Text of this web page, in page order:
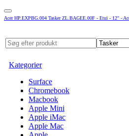
Acer HP.EXPBG.004 Tasker ZL.BAGEE.00F - Etui - 12" -
Kategorier
Surface
Chromebook
Macbook
Apple Mini
Apple iMac
Apple Mac